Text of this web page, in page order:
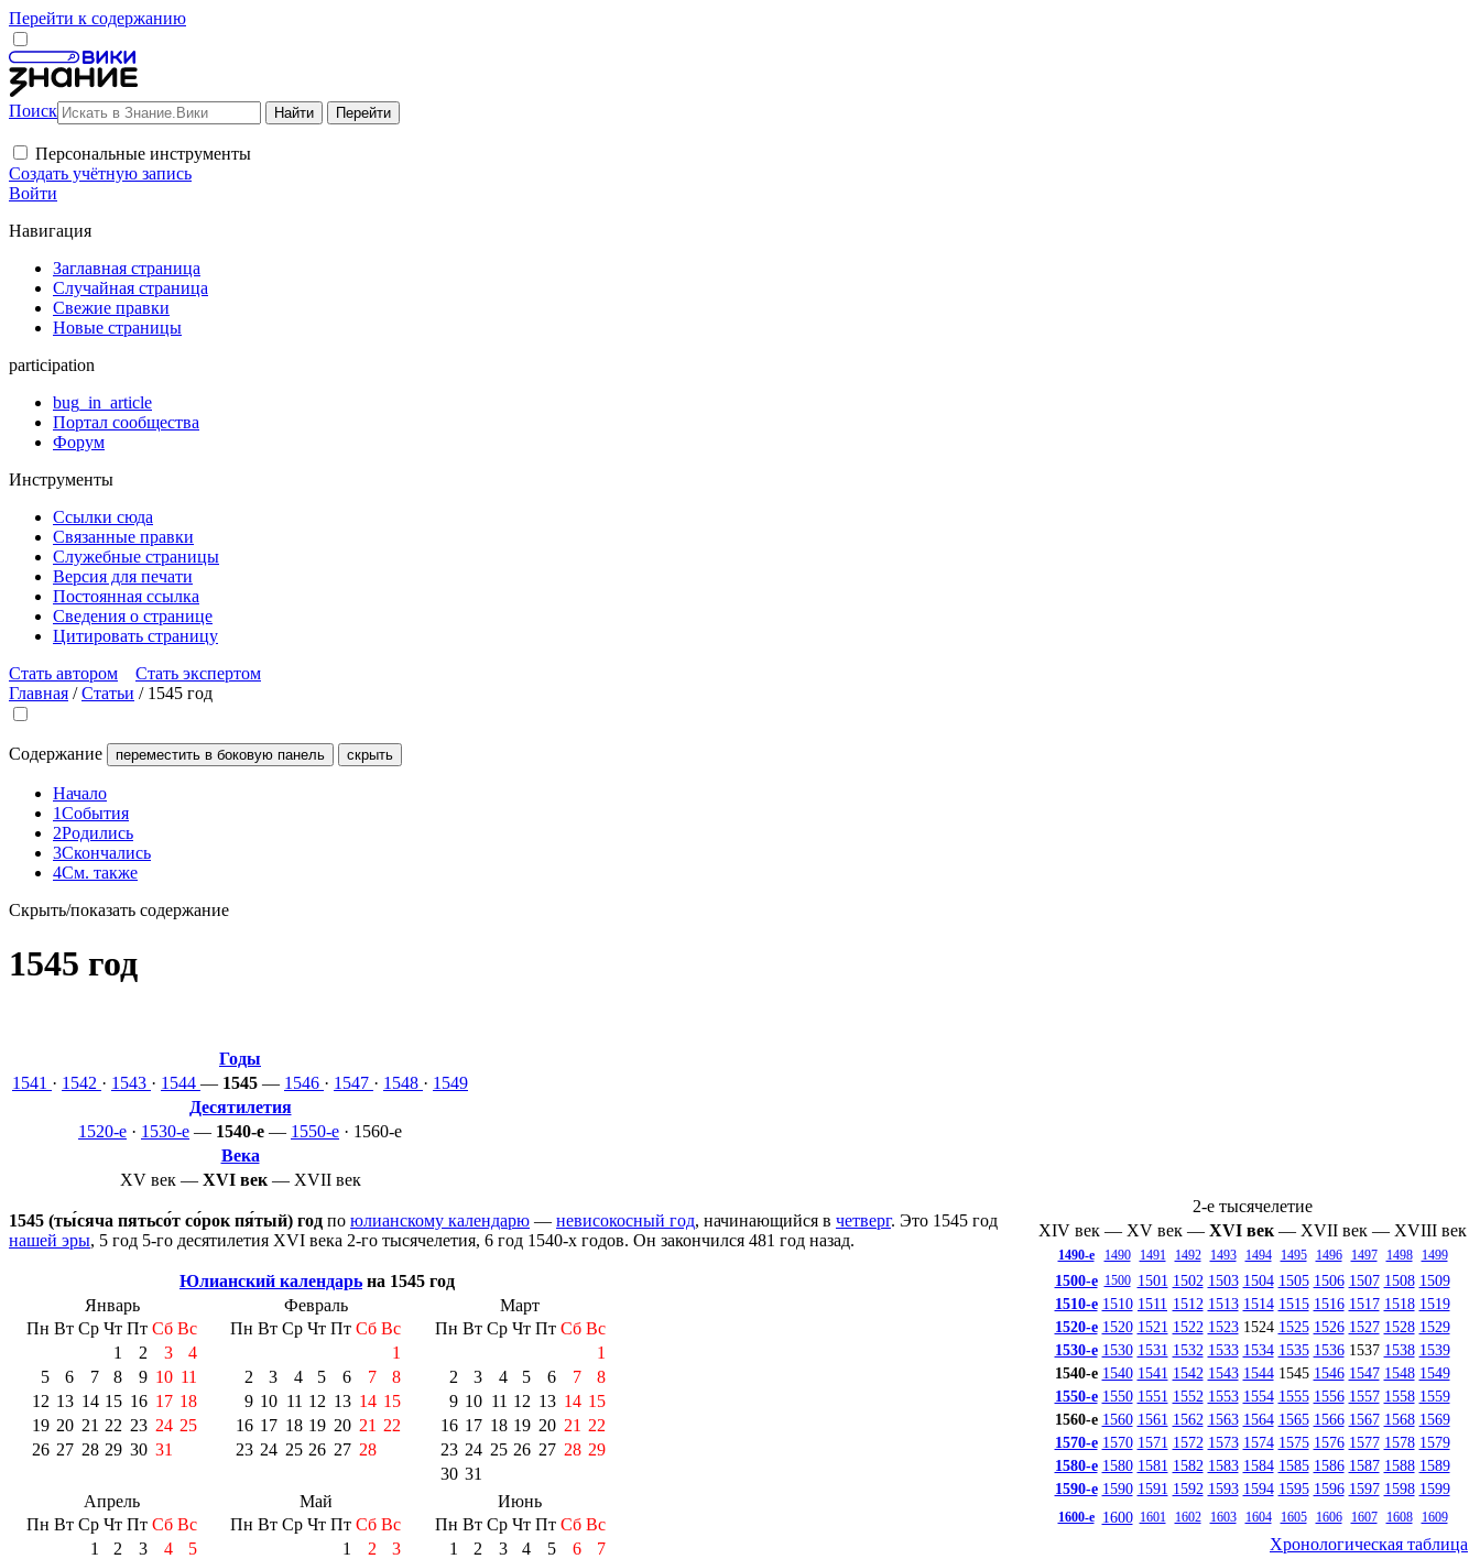
Перейти к содержанию
Поиск
Персональные инструменты
Создать учётную запись
Войти
Навигация
Заглавная страница
Случайная страница
Свежие правки
Новые страницы
participation
bug_in_article
Портал сообщества
Форум
Инструменты
Ссылки сюда
Связанные правки
Служебные страницы
Версия для печати
Постоянная ссылка
Сведения о странице
Цитировать страницу
Стать автором
Стать экспертом
Главная /Статьи / 1545 год
Содержание переместить в боковую панель скрыть
Начало
1События
2Родились
3Скончались
4См. также
Скрыть/показать содержание
1545 год
Годы
1541 · 1542 · 1543 · 1544 — 1545 — 1546 · 1547 · 1548 · 1549
Десятилетия
1520-е · 1530-е — 1540-е — 1550-е · 1560-е
Века
XV век— XVI век— XVII век
2-е тысячелетие
XIV век— XV век— XVI век— XVII век— XVIII век
1490-е 1490 1491 1492 1493 1494 1495 1496 1497 1498 1499
1500-е 1500 1501 1502 1503 1504 1505 1506 1507 1508 1509
1510-е 1510 1511 1512 1513 1514 1515 1516 1517 1518 1519
1520-е 1520 1521 1522 1523 1524 1525 1526 1527 1528 1529
1530-е 1530 1531 1532 1533 1534 1535 1536 1537 1538 1539
1540-е 1540 1541 1542 1543 1544 1545 1546 1547 1548 1549
1550-е 1550 1551 1552 1553 1554 1555 1556 1557 1558 1559
1560-е 1560 1561 1562 1563 1564 1565 1566 1567 1568 1569
1570-е 1570 1571 1572 1573 1574 1575 1576 1577 1578 1579
1580-е 1580 1581 1582 1583 1584 1585 1586 1587 1588 1589
1590-е 1590 1591 1592 1593 1594 1595 1596 1597 1598 1599
1600-е 1600 1601 1602 1603 1604 1605 1606 1607 1608 1609
Хронологическая таблица
1545 (ты́сяча пятьсо́т со́рок пя́тый) год по юлианскому календарю — невисокосный год, начинающийся в четверг. Это 1545 год
нашей эры, 5 год 5-го десятилетия XVI века 2-го тысячелетия, 6 год 1540-х годов. Он закончился 481 год назад.
Юлианский календарь на 1545 год
Январь
Пн Вт Ср Чт Пт Сб Вс
1
2 3
4
5
6 7 8 9 10 11
12 13 14 15 16 17 18
19 20 21 22 23 24 25
26 27 28 29 30 31
Февраль
Пн Вт Ср Чт Пт Сб Вс
1
2
3 4 5 6 7
8
9 10 11 12 13 14 15
16 17 18 19 20 21 22
23 24 25 26 27 28
Март
Пн Вт Ср Чт Пт Сб Вс
1
2
3 4 5 6 7
8
9 10 11 12 13 14 15
16 17 18 19 20 21 22
23 24 25 26 27 28 29
30 31
Апрель
Пн Вт Ср Чт Пт Сб Вс
1
2 3 4
5
Май
Пн Вт Ср Чт Пт Сб Вс
1
2
3
Июнь
Пн Вт Ср Чт Пт Сб Вс
1
2 3 4 5 6
7